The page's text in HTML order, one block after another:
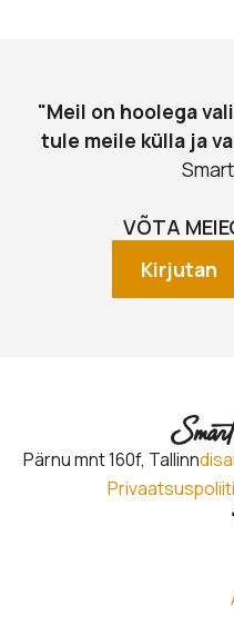
"Meil on hoolega
tule meile külla ja
VÕTA
Kirjutan
Pärnu mnt 160f, Tallinn